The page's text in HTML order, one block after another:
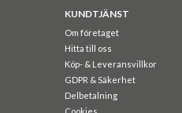
KUNDTJÄNST
Om företaget
Hitta till oss
Köp- & Leveransvillkor
GDPR & Säkerhet
Delbetalning